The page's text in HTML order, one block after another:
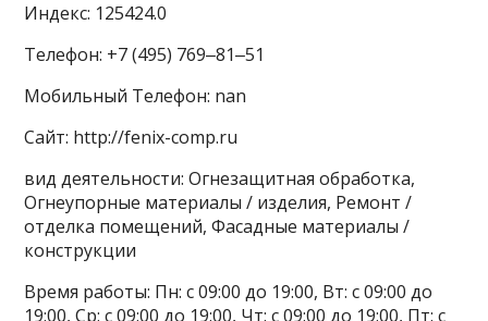
Индекс: 125424.0
Телефон: +7 (495) 769‒81‒51
Мобильный Телефон: nan
Сайт: http://fenix-comp.ru
вид деятельности: Огнезащитная обработка,
Огнеупорные материалы / изделия, Ремонт /
отделка помещений, Фасадные материалы /
конструкции
Время работы: Пн: с 09:00 до 19:00, Вт: с 09:00 до
19:00, Ср: с 09:00 до 19:00, Чт: с 09:00 до 19:00, Пт: с